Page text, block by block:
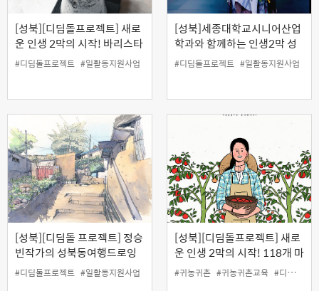
[성북][디딤돌프로젝트] 새로
운 인생 2막의 시작! 바리스타
핸드드립 과정 ( 3회차 무료특
강 )
#디딤돌프로젝트 #일활동지원사업
[성북]세종대학교시니어산업
학과와 함께하는 인생2막 성
공스토리 (시니어모델과 모델
지도, 쇼기획의 틈새전략 알아
#디딤돌프로젝트 #일활동지원사업
[성북][디딤돌 프로젝트] 정승
빈작가의 성북동여행드로잉
#디딤돌프로젝트 #일활동지원사업
[성북][디딤돌프로젝트] 새로
운 인생 2막의 시작! 118개 마
을에서 한달 살아보기 (이론교
육)
#귀농귀촌 #귀농귀촌교육 #디딤돌프로젝트